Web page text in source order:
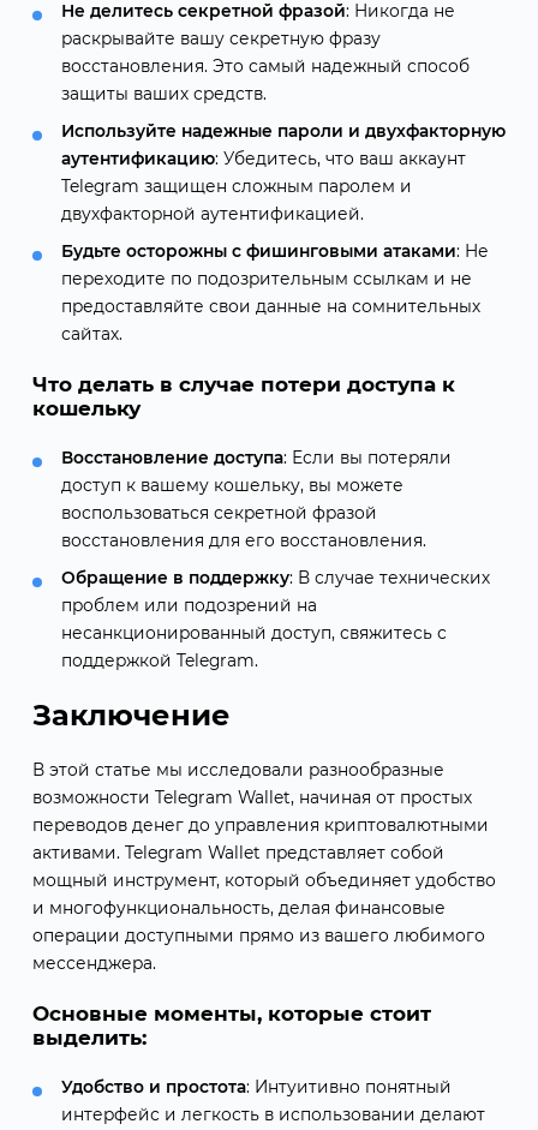
Не делитесь секретной фразой: Никогда не
раскрывайте вашу секретную фразу
восстановления. Это самый надежный способ
защиты ваших средств.
Используйте надежные пароли и двухфакторную
аутентификацию: Убедитесь, что ваш аккаунт
Telegram защищен сложным паролем и
двухфакторной аутентификацией.
Будьте осторожны с фишинговыми атаками: Не
переходите по подозрительным ссылкам и не
предоставляйте свои данные на сомнительных
сайтах.
Что делать в случае потери доступа к
кошельку
Восстановление доступа: Если вы потеряли
доступ к вашему кошельку, вы можете
воспользоваться секретной фразой
восстановления для его восстановления.
Обращение в поддержку: В случае технических
проблем или подозрений на
несанкционированный доступ, свяжитесь с
поддержкой Telegram.
Заключение
В этой статье мы исследовали разнообразные
возможности Telegram Wallet, начиная от простых
переводов денег до управления криптовалютными
активами. Telegram Wallet представляет собой
мощный инструмент, который объединяет удобство
и многофункциональность, делая финансовые
операции доступными прямо из вашего любимого
мессенджера.
Основные моменты, которые стоит
выделить:
Удобство и простота: Интуитивно понятный
интерфейс и легкость в использовании делают